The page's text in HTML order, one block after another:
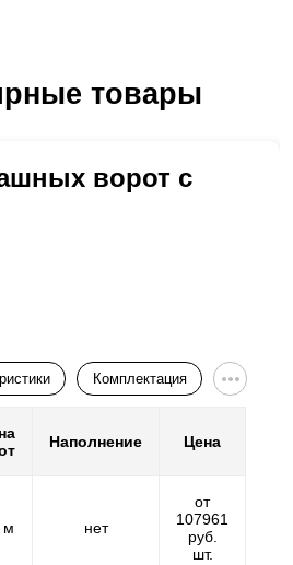
товары
ворот с
Комплектация
Наполнение Цена
м нет
от
107961
руб.
шт.